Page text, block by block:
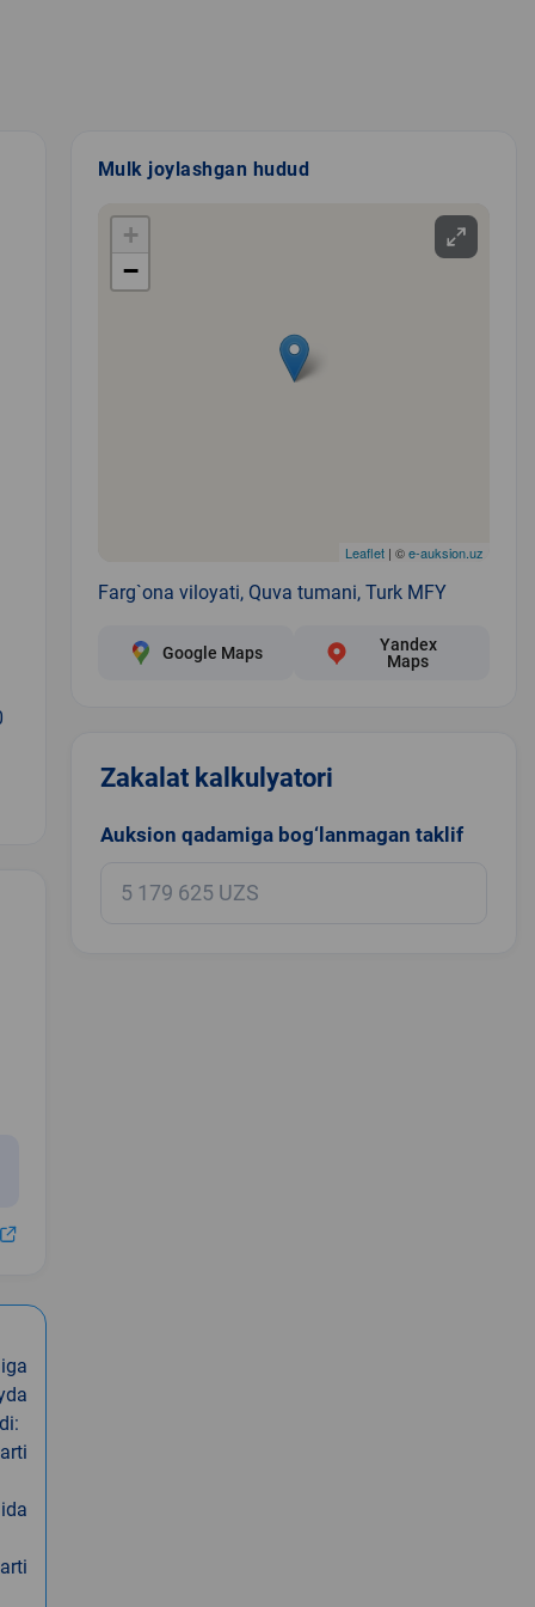
Mulk joylashgan hudud
+
−
Leaflet| ©e-auksion.uz
Farg`ona viloyati, Quva tumani, Turk MFY
Google Maps
Yandex
Maps
Zakalat kalkulyatori
Auksion qadamiga bog‘lanmagan taklif